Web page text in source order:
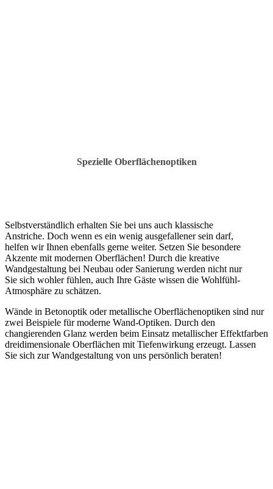
Spezielle Oberflächenoptiken
Selbstverständlich erhalten Sie bei uns auch klassische
Anstriche. Doch wenn es ein wenig ausgefallener sein darf,
helfen wir Ihnen ebenfalls gerne weiter. Setzen Sie besondere
Akzente mit modernen Oberflächen! Durch die kreative
Wandgestaltung bei Neubau oder Sanierung werden nicht nur
Sie sich wohler fühlen, auch Ihre Gäste wissen die Wohlfühl-
Atmosphäre zu schätzen.
Wände in Betonoptik oder metallische Oberflächenoptiken sind nur
zwei Beispiele für moderne Wand-Optiken. Durch den
changierenden Glanz werden beim Einsatz metallischer Effektfarben
dreidimensionale Oberflächen mit Tiefenwirkung erzeugt. Lassen
Sie sich zur Wandgestaltung von uns persönlich beraten!